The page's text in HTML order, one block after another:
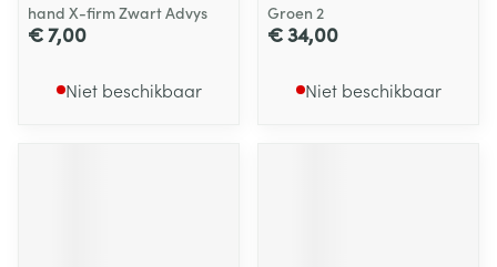
hand X-firm Zwart Advys
€ 7,00
Niet beschikbaar
Groen 2
€ 34,00
Niet beschikbaar